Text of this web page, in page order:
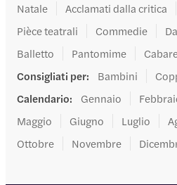
Natale
Acclamati dalla critica
Pièce teatrali
Commedie
Balletto
Pantomime
Consigliati per: Bambini
Calendario: Gennaio
Maggio
Giugno Luglio
Ottobre
Novembre